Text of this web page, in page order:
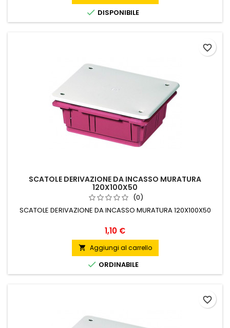
 DISPONIBILE
SCATOLE DERIVAZIONE DA INCASSO MURATURA
120X100X50
(0)
SCATOLE DERIVAZIONE DA INCASSO MURATURA 120X100X50
Prezzo
1,10 €
 Aggiungi al carrello
 ORDINABILE
favorite_border
favorite_border